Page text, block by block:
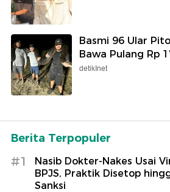
Basmi 96 Ular
Bawa Pulang Rp
detikInet
Berita Terpopuler
#1
Nasib Dokter-Nakes Usai
BPJS, Praktik Disetop
Sanksi